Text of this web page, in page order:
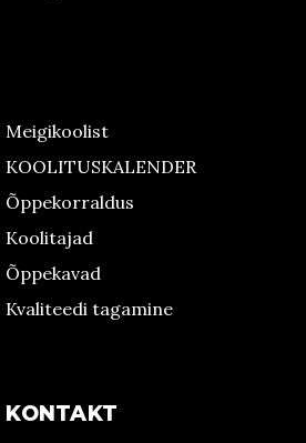
Meigikoolist
KOOLITUSKALENDER
Õppekorraldus
Koolitajad
Õppekavad
Kvaliteedi tagamine
KONTAKT